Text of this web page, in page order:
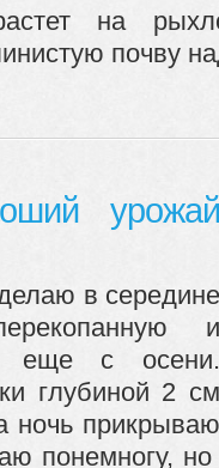
на
почву
урожай
в середине
и
еще с осени.
глубиной 2 см
ночь прикрываю
понемногу,